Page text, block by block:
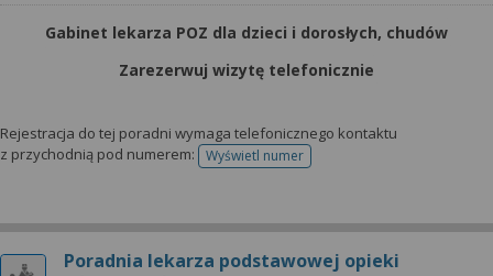
Gabinet lekarza POZ dla dzieci i dorosłych, chudów
Zarezerwuj wizytę telefonicznie
Rejestracja do tej poradni wymaga telefonicznego kontaktu
z przychodnią pod numerem:
Wyświetl numertelefonu do rejestracji
Poradnia lekarza podstawowej opieki
możesz też wycofać zgodę na przetwarzanie Twoich
dowiedzieć się więcej lub chcesz przeprowadzić
za pomocą „Ustawień zaawansowanych”.
Więcej informacji na temat wykorzystywania
znajdziesz w Regulaminie Serwisu.